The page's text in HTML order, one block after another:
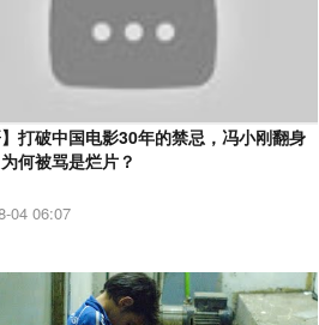
】打破中国电影30年的禁忌，冯小刚翻身
何被骂是烂片？
04 06:07